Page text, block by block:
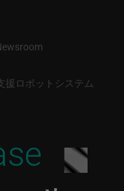
援ロボットシステム